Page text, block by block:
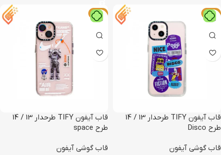
-16%
قاب آیفون TIFY طرحدار 13 / 14
طرح Disco
قاب گوشی آیفون
-16%
قاب آیفون TIFY طرحدار 13 / 14
طرح space
قاب گوشی آیفون